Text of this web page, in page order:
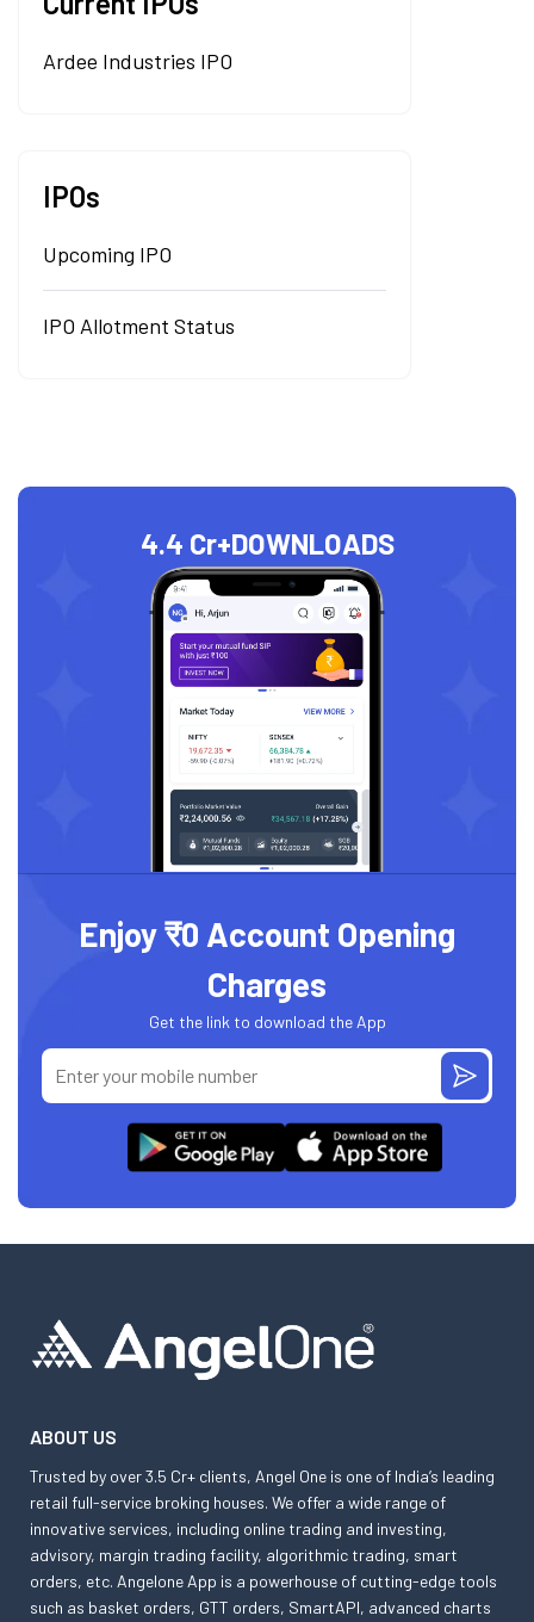
Ardee Industries IPO
IPOs
Upcoming IPO
IPO Allotment Status
4.4 Cr+DOWNLOADS
Enjoy ₹0 Account Opening
Charges
Get the link to download the App
ABOUT US
Trusted by over 3.5 Cr+ clients, Angel One is one of India’s leading
retail full-service broking houses. We offer a wide range of
innovative services, including online trading and investing,
advisory, margin trading facility, algorithmic trading, smart
orders, etc. Angelone App is a powerhouse of cutting-edge tools
such as basket orders, GTT orders, SmartAPI, advanced charts